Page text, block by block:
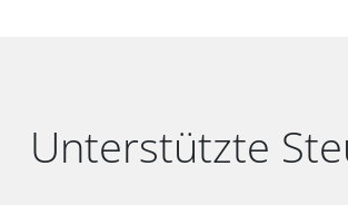
Unterstützte